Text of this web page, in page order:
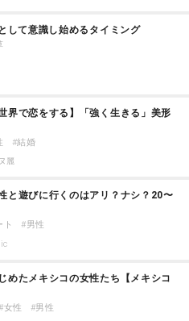
して意識し始めるタイミング
界で恋をする】「強く生きる」美形
結婚
麗
と遊びに行くのはアリ？ナシ？20〜
ト 男性
めたメキシコの女性たち【メキシコ
女性 男性